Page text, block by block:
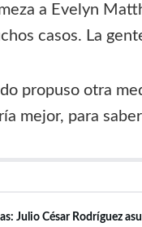
a Evelyn
casos. La
propuso otra
mejor, para
Julio César Rodríguez